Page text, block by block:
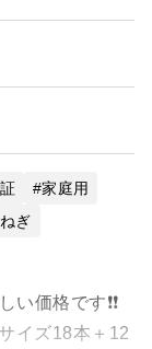
家庭用
ぎ
価格です❗❗
イズ18本＋12